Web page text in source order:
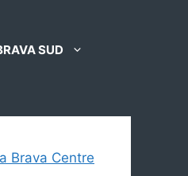
SUD
Brava Centre